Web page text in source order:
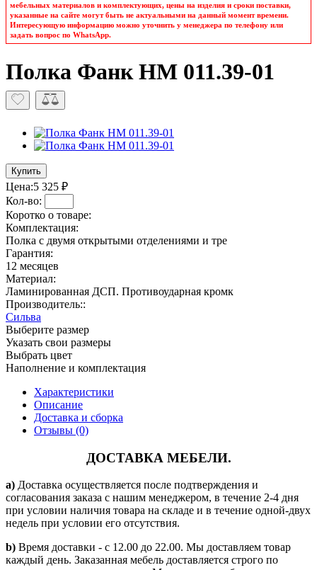
мебельных материалов и комплектующих, цены на изделия и сроки поставки,
указанные на сайте могут быть не актуальными на данный момент времени.
Интересующую информацию можно уточнить у менеджера по телефону или
задать вопрос по WhatsApp.
Полка Фанк НМ 011.39-01
Купить
Цена:5 325 ₽
Кол-во:
Коротко о товаре:
Комплектация:
Полка с двумя открытыми отделениями и тре
Гарантия:
12 месяцев
Материал:
Ламинированная ДСП. Противоударная кромк
Производитель::
Сильва
Выберите размер
Указать свои размеры
Выбрать цвет
Наполнение и комплектация
Характеристики
Описание
Доставка и сборка
Отзывы (0)
ДОСТАВКА МЕБЕЛИ.
a) Доставка осуществляется после подтверждения и
согласования заказа с нашим менеджером, в течение 2-4 дня
при условии наличия товара на складе и в течение одной-двух
недель при условии его отсутствия.
b) Время доставки - с 12.00 до 22.00. Мы доставляем товар
каждый день. Заказанная мебель доставляется строго по